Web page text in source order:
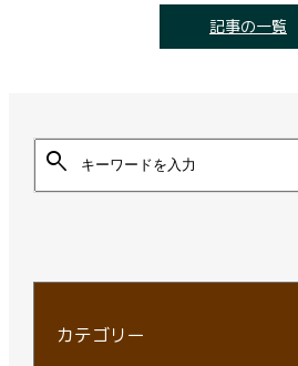
記事の一覧
search
カテゴリー